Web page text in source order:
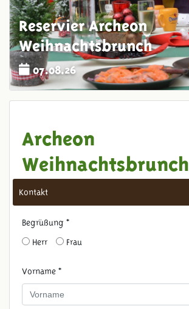
Reservier Archeon
Weihnachtsbrunch
07.08.26
Archeon
Weihnachtsbrunch
Kontakt
Begrüßung *
Herr
Frau
Vorname *